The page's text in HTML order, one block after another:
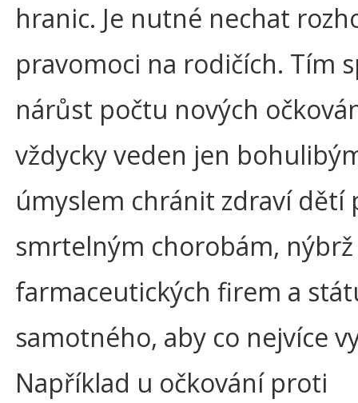
hranic. Je nutné nechat
pravomoci na rodičích. Tím
nárůst počtu nových
vždycky veden jen
úmyslem chránit zdraví dětí
smrtelným chorobám, nýbrž
farmaceutických firem a
samotného, aby co nejvíce
Například u očkování proti